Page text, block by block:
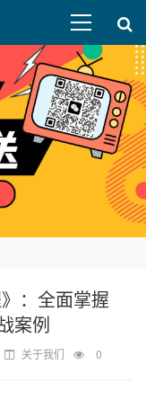
：全面掌握
案例
关于我们 0